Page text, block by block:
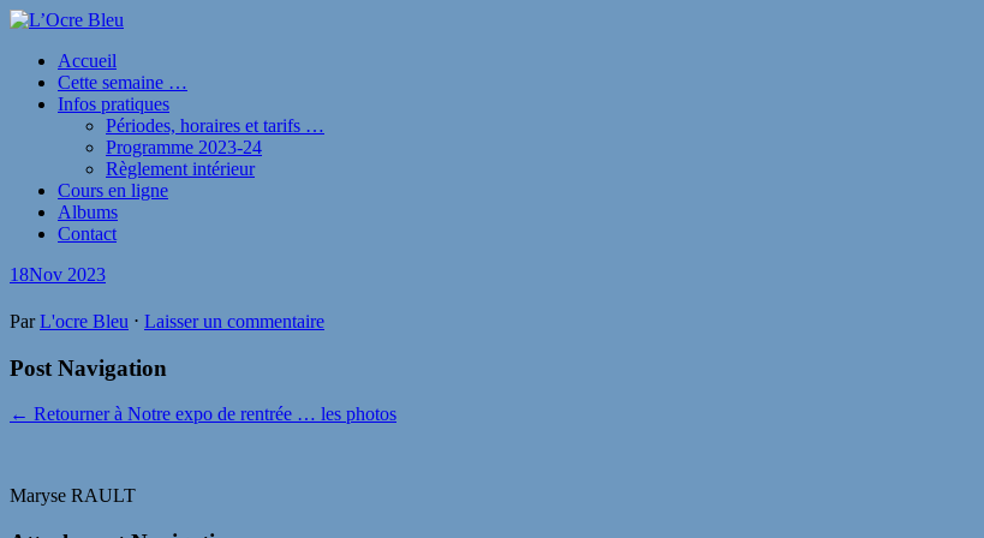
Accueil
Cette semaine …
Infos pratiques
Périodes, horaires et tarifs …
Programme 2023-24
Règlement intérieur
Cours en ligne
Albums
Contact
18Nov 2023
ParL'ocre Bleu ⋅ Laisser un commentaire
Post Navigation
← Retourner à Notre expo de rentrée … les photos
Maryse RAULT